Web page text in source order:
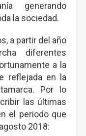
generando
la sociedad.
a partir del año
diferentes
a la
reflejada en la
Por lo
las últimas
el periodo que
2018: